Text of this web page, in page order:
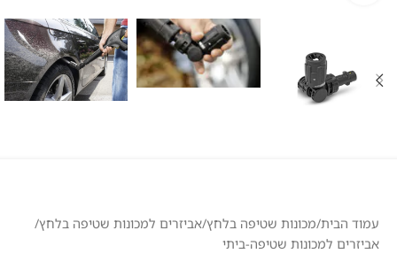
עמוד הבית/מכונות שטיפה בלחץ/אביזרים למכונות שטיפה בלחץ/
אביזרים למכונות שטיפה-ביתי